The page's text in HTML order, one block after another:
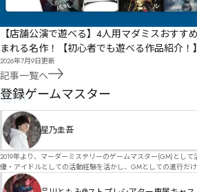
【店舗公演で遊べる】4人用マダミスおすす
まれる名作！【初心者でも遊べる作品紹介！】
2026年7月9日更新
記事一覧へ
GM
登録ゲームマスター
星乃圭吾
2019年より、マーダーミステリーのゲームマスター(GM)として活動を
優・アイドルとしての活動経験を活かし、GMとしての進行だ
ら、お客様に物語の世界へ入り込んでいただくような演出・サービ
身でも作品制作を行っているので、作家さんが作品に込めた想